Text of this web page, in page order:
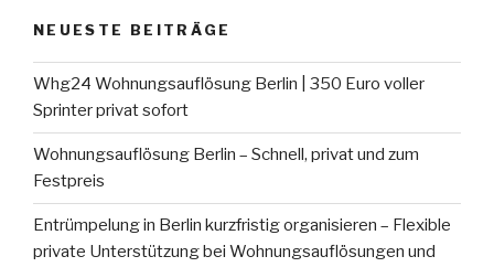
NEUESTE BEITRÄGE
Whg24 Wohnungsauflösung Berlin | 350 Euro voller
Sprinter privat sofort
Wohnungsauflösung Berlin – Schnell, privat und zum
Festpreis
Entrümpelung in Berlin kurzfristig organisieren – Flexible
private Unterstützung bei Wohnungsauflösungen und